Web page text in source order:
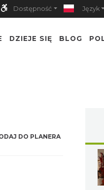
Dostępność Język
DZIEJE SIĘ BLOG
DO PLANERA